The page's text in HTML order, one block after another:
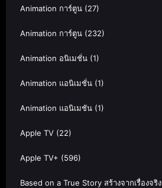
Animation การ์ตูน (27)
Animation การ์ตูน (232)
Animation อนิเมชั่น (1)
Animation แอนิเมชั่น (1)
Animation แอนิเมชัน (1)
Apple TV (22)
Apple TV+ (596)
Based on a True Story สร้างจากเรื่องจริง